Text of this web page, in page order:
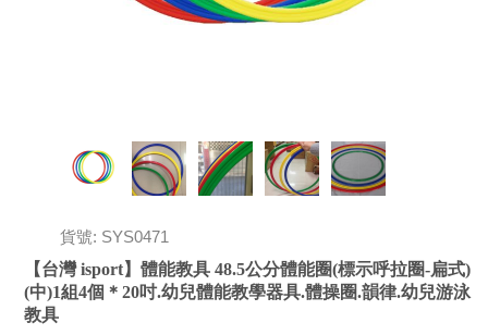
貨號: SYS0471
【台灣 isport】體能教具 48.5公分體能圈(標示呼拉圈-扁式)
(中)1組4個＊20吋.幼兒體能教學器具.體操圈.韻律.幼兒游泳
教具